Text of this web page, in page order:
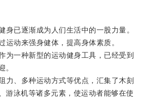
已逐渐成为人们生活中的一股力量。
动来强身健体，提高身体素质。
一种新型的运动健身工具，已经受到
。
、多种运动方式等优点，汇集了木刻
游泳机等诸多元素，使运动者能够在使